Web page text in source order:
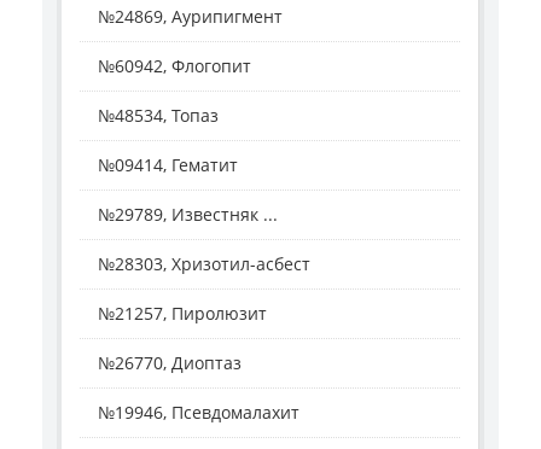
№24869, Аурипигмент
№60942, Флогопит
№48534, Топаз
№09414, Гематит
№29789, Известняк ...
№28303, Хризотил-асбест
№21257, Пиролюзит
№26770, Диоптаз
№19946, Псевдомалахит